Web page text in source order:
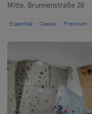
Mitte, Brunnenstraße 28
Essential Classic Premium